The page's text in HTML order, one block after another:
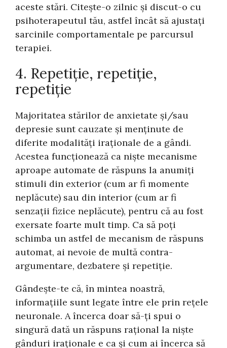
aceste stări. Citește-o zilnic și discut-o cu
psihoterapeutul tău, astfel încât să ajustați
sarcinile comportamentale pe parcursul
terapiei.
4. Repetiție, repetiție,
repetiție
Majoritatea stărilor de anxietate și/sau
depresie sunt cauzate și menținute de
diferite modalități iraționale de a gândi.
Acestea funcționează ca niște mecanisme
aproape automate de răspuns la anumiți
stimuli din exterior (cum ar fi momente
neplăcute) sau din interior (cum ar fi
senzații fizice neplăcute), pentru că au fost
exersate foarte mult timp. Ca să poți
schimba un astfel de mecanism de răspuns
automat, ai nevoie de multă contra-
argumentare, dezbatere și repetiție.
Gândește-te că, în mintea noastră,
informațiile sunt legate între ele prin rețele
neuronale. A încerca doar să-ți spui o
singură dată un răspuns rațional la niște
gânduri iraționale e ca și cum ai încerca să